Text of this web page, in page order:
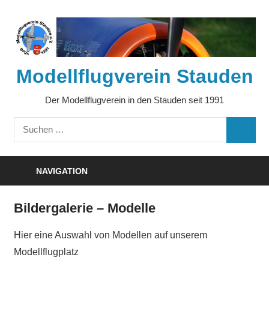
springen
Modellflugverein Stauden
Der Modellflugverein in den Stauden seit 1991
Suchen
nach:
NAVIGATION
Bildergalerie – Modelle
Hier eine Auswahl von Modellen auf unserem
Modellflugplatz